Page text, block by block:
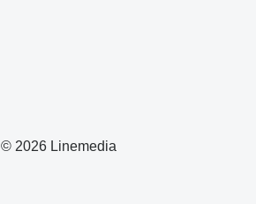
© 2026 Linemedia